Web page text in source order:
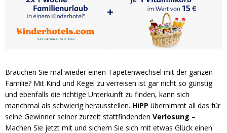
Brauchen Sie mal wieder einen Tapetenwechsel mit der ganzen
Familie? Mit Kind und Kegel zu verreisen ist gar nicht so günstig
und ebenfalls die richtige Unterkunft zu finden, kann sich
manchmal als schwierig herausstellen. HiPP übernimmt all das für
seine Gewinner seiner zurzeit stattfindenden Verlosung –
Machen Sie jetzt mit und sichern Sie sich mit etwas Glück einen